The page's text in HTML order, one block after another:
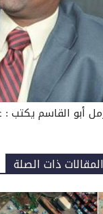
أبو القاسم يكتب :
المقالات ذات الصلة